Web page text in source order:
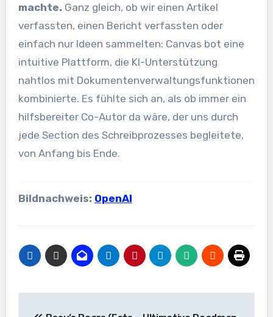
machte. Ganz gleich, ob wir einen Artikel
verfassten, einen Bericht verfassten oder
einfach nur Ideen sammelten: Canvas bot eine
intuitive Plattform, die KI-Unterstützung
nahtlos mit Dokumentenverwaltungsfunktionen
kombinierte. Es fühlte sich an, als ob immer ein
hilfsbereiter Co-Autor da wäre, der uns durch
jede Section des Schreibprozesses begleitete,
von Anfang bis Ende.
Bildnachweis: OpenAI